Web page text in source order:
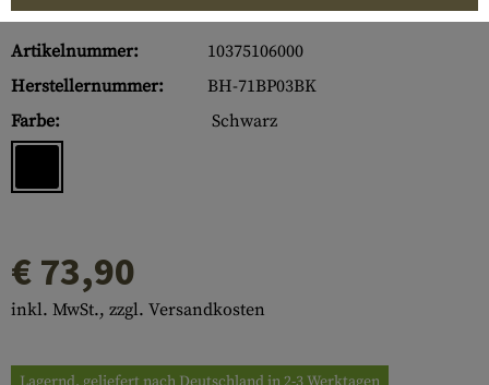
Artikelnummer:
10375106000
Herstellernummer:
BH-71BP03BK
Farbe:
Schwarz
€ 73,90
inkl. MwSt., zzgl. Versandkosten